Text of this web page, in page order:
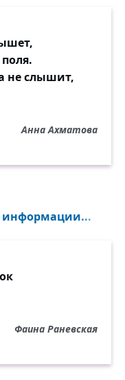
не слышит,
Анна Ахматова
информации...
Фаина Раневская